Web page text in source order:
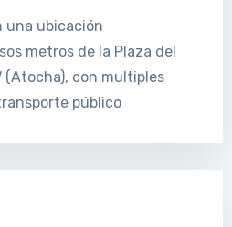
una ubicación
metros de la Plaza del
(Atocha), con multiples
público